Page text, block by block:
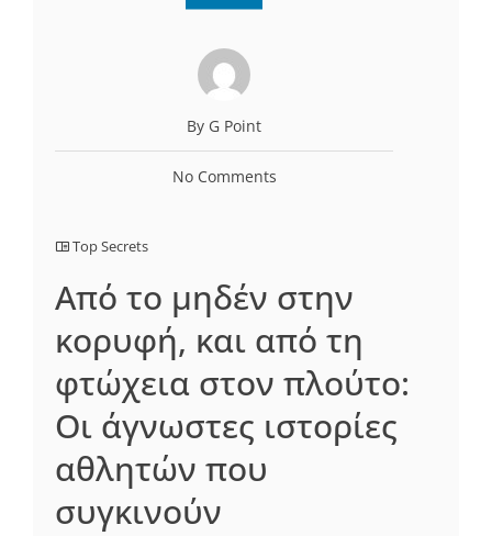
By G Point
No Comments
Top Secrets
Από το μηδέν στην
κορυφή, και από τη
φτώχεια στον πλούτο:
Οι άγνωστες ιστορίες
αθλητών που
συγκινούν